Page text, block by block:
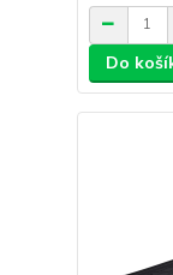
Do